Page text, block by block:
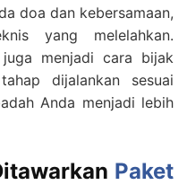
doa dan kebersamaan,
yang melelahkan.
menjadi cara bijak
dijalankan sesuai
Anda menjadi lebih
Paket